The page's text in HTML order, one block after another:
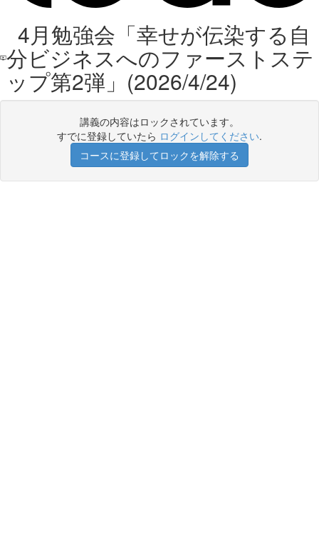
4月勉強会「幸せが伝染する自
分ビジネスへのファーストステ
ップ第2弾」(2026/4/24)
講義の内容はロックされています。
すでに登録していたら ログインしてください.
コースに登録してロックを解除する